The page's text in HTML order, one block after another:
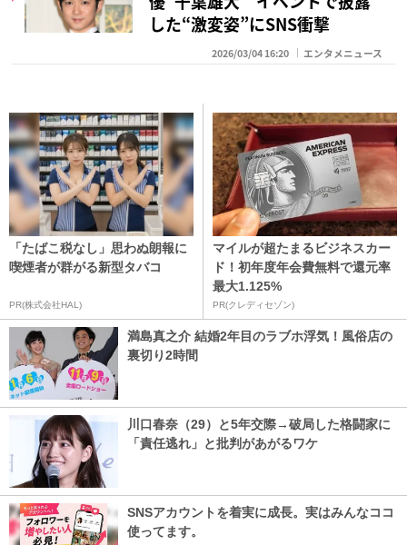
した“激変姿”にSNS衝撃
2026/03/04 16:20 エンタメニュース
「たばこ税なし」思わぬ朗報に
喫煙者が群がる新型タバコ
PR(株式会社HAL)
マイルが超たまるビジネスカー
ド！初年度年会費無料で還元率
最大1.125%
PR(クレディセゾン)
満島真之介 結婚2年目のラブホ浮気！風俗店の
裏切り2時間
川口春奈（29）と5年交際→破局した格闘家に
「責任逃れ」と批判があがるワケ
SNSアカウントを着実に成長。実はみんなココ
使ってます。